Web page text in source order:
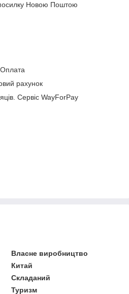
Новою Поштою
рахунок
Сервіс WayForPay
Власне виробництво
Китай
Складаний
Туризм